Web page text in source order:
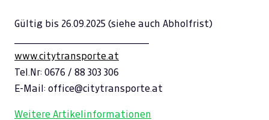
Gültig bis 26.09.2025 (siehe auch Abholfrist)
www.citytransporte.at
Tel.Nr: 0676 / 88 303 306
E-Mail: office@citytransporte.at
Weitere Artikelinformationen